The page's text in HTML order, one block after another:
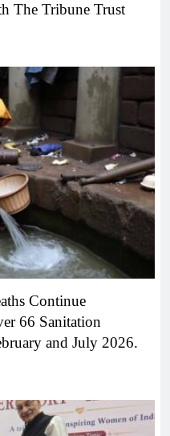
The Tribune Trust
Continue
66 Sanitation
and July 2026.